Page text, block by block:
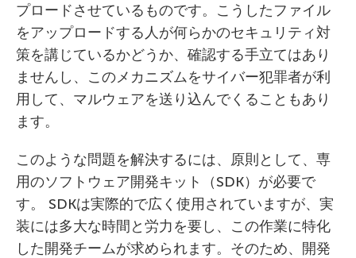
プロードさせているものです。こうしたファイル
をアップロードする人が何らかのセキュリティ対
策を講じているかどうか、確認する手立てはあり
ませんし、このメカニズムをサイバー犯罪者が利
用して、マルウェアを送り込んでくることもあり
ます。
このような問題を解決するには、原則として、専
用のソフトウェア開発キット（SDK）が必要で
す。 SDKは実際的で広く使用されていますが、実
装には多大な時間と労力を要し、この作業に特化
した開発チームが求められます。そのため、開発